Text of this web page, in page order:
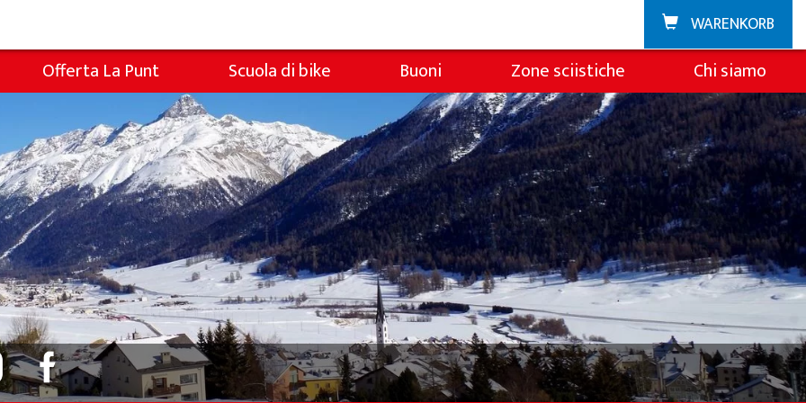
WARENKORB
Offerta La Punt
Snowli Kids Village
Lezioni per bambini
Lezioni private
Noleggio sci da Willy Sport
Noleggio sci da Colani
Abbonamenti sci a La Punt
Scuola di bike Buoni
Zone sciistiche
Zuoz
La Punt
Chi siamo
Sulla scuola di sci
Squadra
Team demo
Partner e sponsor
FAQ
Jobs